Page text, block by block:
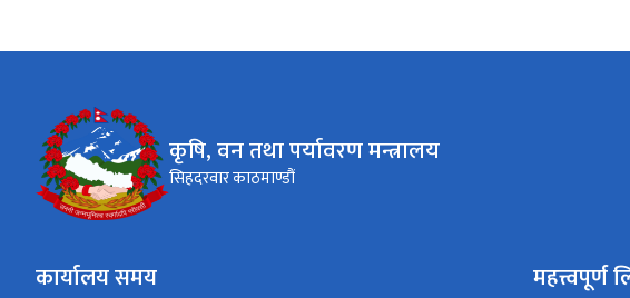
कृषि, वन तथा पर्यावरण मन्त्रालय
सिहदरवार काठमाण्डौं
कार्यालय समय महत्त्वपूर्ण